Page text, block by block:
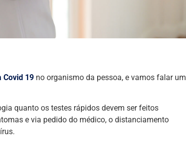
Covid 19 no organismo da pessoa, e vamos falar um
quanto os testes rápidos devem ser feitos
e via pedido do médico, o distanciamento